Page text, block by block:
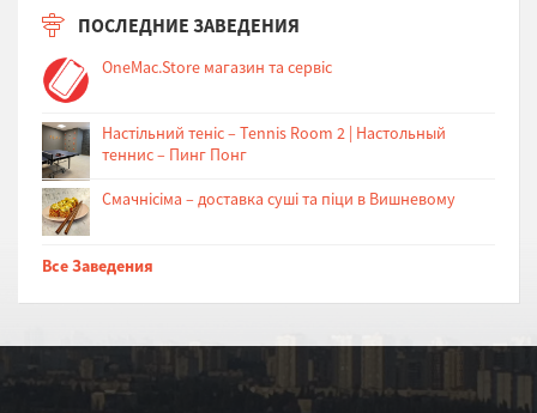
ПОСЛЕДНИЕ ЗАВЕДЕНИЯ
OneMac.Store магазин та сервіс
Настільний теніс – Tennis Room 2 | Настольный
теннис – Пинг Понг
Cмачнісіма – доставка суші та піци в Вишневому
Все Заведения